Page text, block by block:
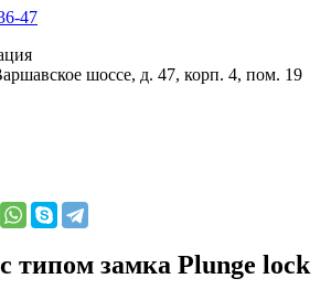
47
шоссе, д. 47, корп. 4, пом. 19
типом замка Plunge lock